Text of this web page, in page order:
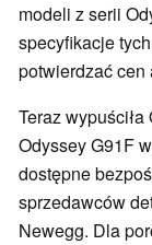
modeli z serii
specyfikacje
potwierdzać cen
Teraz
Odyssey G91F
dostępne
sprzedawców
Newegg. Dla